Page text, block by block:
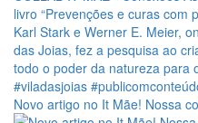
Novo artigo no It Mãe! Nossa